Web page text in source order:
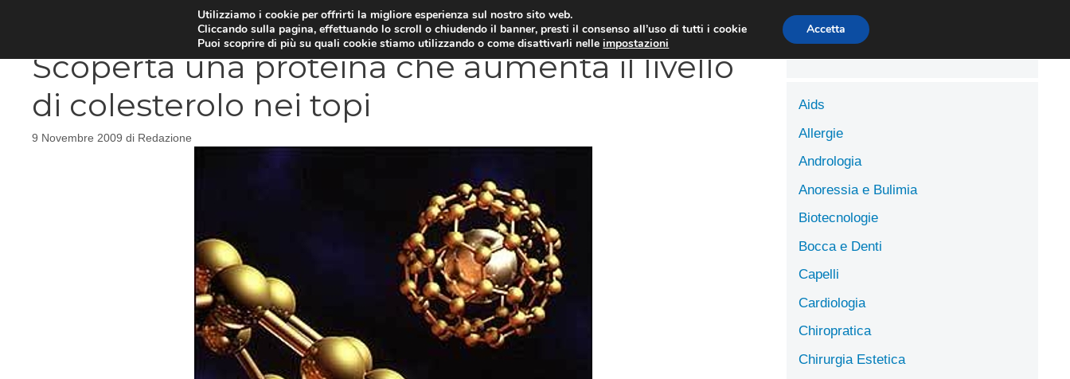
DIETE E METABOLISMO PSICOLOGIA NEUROLOGIA CARDIOLOGIA SCIENZE DELL’ALIMENTAZIONE
Scoperta una proteina che aumenta il livello
di colesterolo nei topi
9 Novembre 2009 di Redazione
Aids
Allergie
Andrologia
Anoressia e Bulimia
Biotecnologie
Bocca e Denti
Capelli
Cardiologia
Chiropratica
Chirurgia Estetica
Utilizziamo i cookie per offrirti la migliore esperienza sul nostro sito web.
Cliccando sulla pagina, effettuando lo scroll o chiudendo il banner, presti il consenso all’uso di tutti i cookie
Puoi scoprire di più su quali cookie stiamo utilizzando o come disattivarli nelleimpostazioni
Accetta